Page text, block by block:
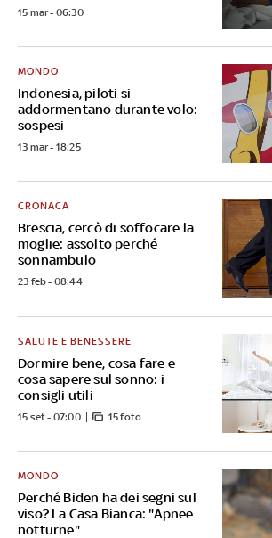
15 mar - 06:30
Indonesia, piloti si
addormentano durante volo:
sospesi
MONDO
13 mar - 18:25
Brescia, cercò di soffocare la
moglie: assolto perché
sonnambulo
CRONACA
23 feb - 08:44
Dormire bene, cosa fare e
cosa sapere sul sonno: i
consigli utili
SALUTE E BENESSERE
15 set - 07:00 15 foto
Perché Biden ha dei segni sul
viso? La Casa Bianca: "Apnee
notturne"
MONDO